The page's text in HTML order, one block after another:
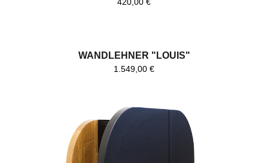
WANDLEHNER "LOUIS"
1.549,00 €